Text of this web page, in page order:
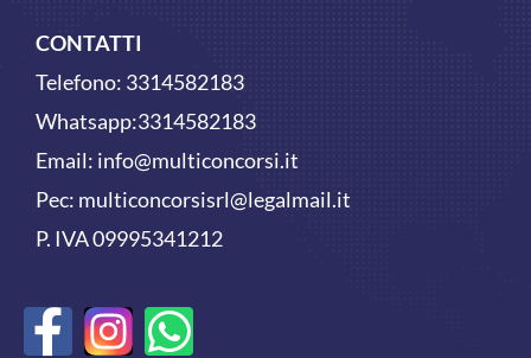
CONTATTI
Telefono: 3314582183
Whatsapp:3314582183
Email: info@multiconcorsi.it
Pec: multiconcorsisrl@legalmail.it
P. IVA 09995341212
F
W